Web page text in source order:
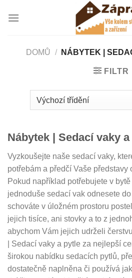
DOMŮ / NÁBYTEK |
FILTR
Nábytek | Sedací vaky
Vyzkoušejte naše sedací vaky,
potřebám a předčí Vaše představy
Pokud například potřebujete v
jednoduše sedací vak odnesete
schováte v úložném prostoru
jejich tisíce, ani stovky a to z
abychom Vám jejich udrželi
| Sedací vaky a pytle za nejlepší
širokou nabídku sedacích pytlů,
dostatečně naplněna či používá